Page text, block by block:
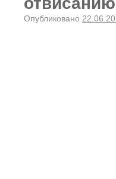
Опубликовано